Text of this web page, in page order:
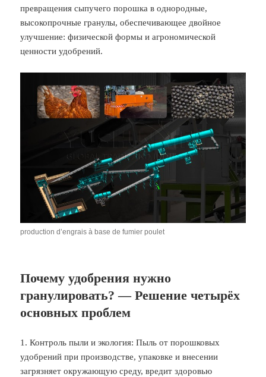
превращения сыпучего порошка в однородные,
высокопрочные гранулы, обеспечивающее двойное
улучшение: физической формы и агрономической
ценности удобрений.
production d’engrais à base de fumier poulet
Почему удобрения нужно
гранулировать? — Решение четырёх
основных проблем
1. Контроль пыли и экология: Пыль от порошковых
удобрений при производстве, упаковке и внесении
загрязняет окружающую среду, вредит здоровью